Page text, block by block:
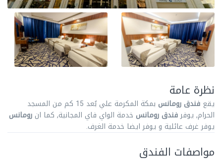
نظرة عامة
يقع فندق رومانس
بمكة المكرمة علي بُعد 15 كم من المسجد
الحرام, يوفرفندق رومانس خدمة الواي فاي المجانية, كما انرومانس
يوفر غرف عائلية و يوفر ايضا خدمة الغرف.
مواصفات الفندق